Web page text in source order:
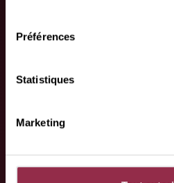
Préférences
Statistiques
Marketingquestions